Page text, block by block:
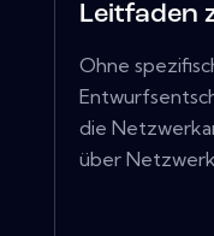
Leitfaden
Ohne
die
über